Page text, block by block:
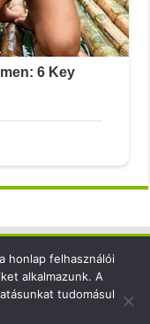
honlap felhasználói
alkalmazunk. A
tudomásul